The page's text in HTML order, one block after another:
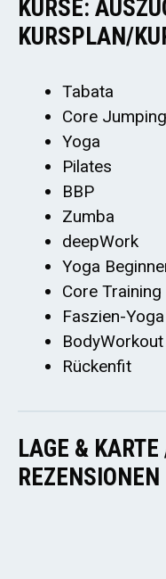
KURSE:
KURSPLAN/
Tabata
Core Jumping
Yoga
Pilates
BBP
Zumba
deepWork
Yoga
Core Training
Faszien-Yoga
BodyWorkout
Rückenfit
LAGE & KARTE
REZENSIONEN